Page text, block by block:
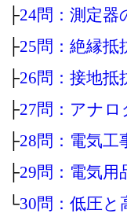
├24問：測定器
├25問：絶縁抵
├26問：接地抵
├27問：アナ
├28問：電気工
├29問：電気用
└30問：低圧と